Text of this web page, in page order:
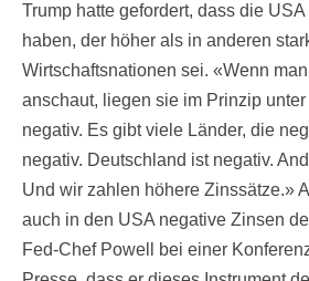
Trump hatte gefordert, dass die
haben, der höher als in anderen
Wirtschaftsnationen sei. «Wenn
anschaut, liegen sie im Prinzip
negativ. Es gibt viele Länder, die
negativ. Deutschland ist negativ.
Und wir zahlen höhere Zinssätze.»
auch in den USA negative Zinsen
Fed-Chef Powell bei einer